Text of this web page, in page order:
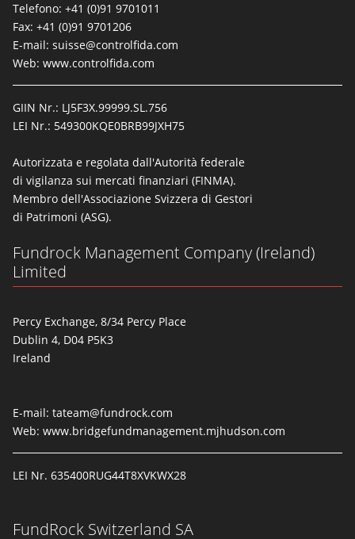
Telefono: +41 (0)91 9701011
Fax: +41 (0)91 9701206
E-mail:suisse@controlfida.com
Web:www.controlfida.com
GIIN Nr.: LJ5F3X.99999.SL.756
LEI Nr.: 549300KQE0BRB99JXH75
Autorizzata e regolata dall'Autorità federale
di vigilanza sui mercati finanziari (FINMA).
Membro dell'Associazione Svizzera di Gestori
di Patrimoni (ASG).
Fundrock Management Company (Ireland)
Limited
Percy Exchange, 8/34 Percy Place
Dublin 4, D04 P5K3
Ireland
E-mail:tateam@fundrock.com
Web:www.bridgefundmanagement.mjhudson.com
LEI Nr. 635400RUG44T8XVKWX28
FundRock Switzerland SA